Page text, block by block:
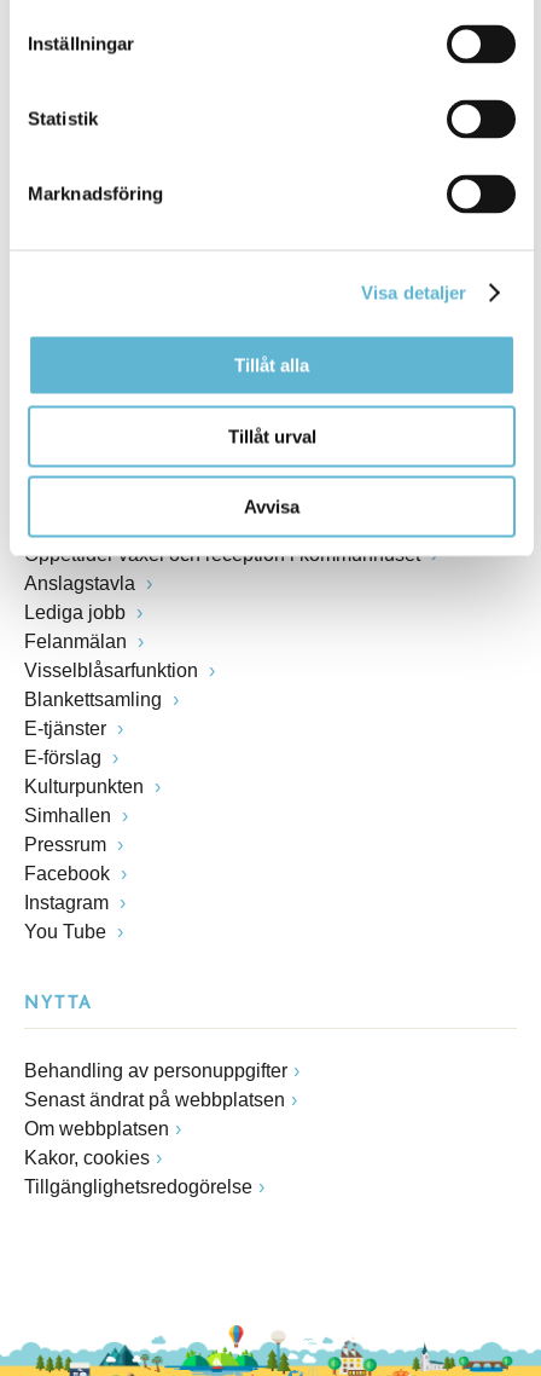
Inställningar
Statistik
Marknadsföring
Visa detaljer
Tillåt alla
Tillåt urval
Avvisa
Kommunhuset, Storgatan 48
Box 18, 295 21 Bromölla
Org.nr: 212000-0894
SNABBVAL
Öppettider växel och reception i kommunhuset
Anslagstavla
Lediga jobb
Felanmälan
Visselblåsarfunktion
Blankettsamling
E-tjänster
E-förslag
Kulturpunkten
Simhallen
Pressrum
Facebook
Instagram
You Tube
NYTTA
Behandling av personuppgifter
Senast ändrat på webbplatsen
Om webbplatsen
Kakor, cookies
Tillgänglighetsredogörelse